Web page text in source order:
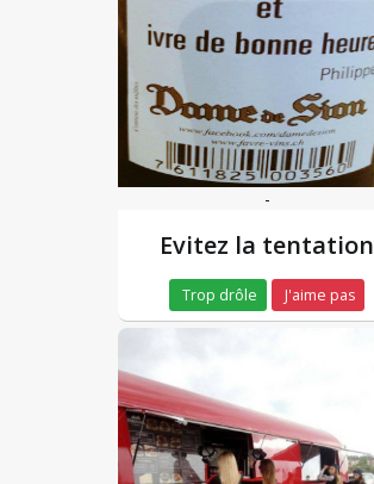
-
Evitez la tentation
Trop drôle J'aime pas